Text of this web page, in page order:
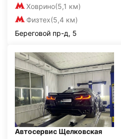
Ховрино(5,1 км)
Физтех(5,4 км)
Береговой пр-д, 5
Автосервис Щелковская